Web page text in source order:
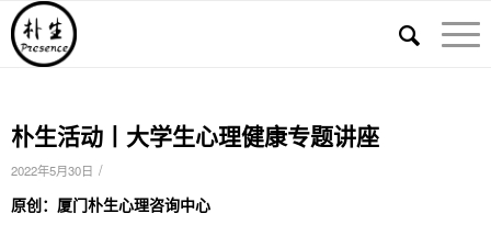
朴生活动丨大学生心理健康专题讲座
2022年5月30日 /
原创：厦门朴生心理咨询中心